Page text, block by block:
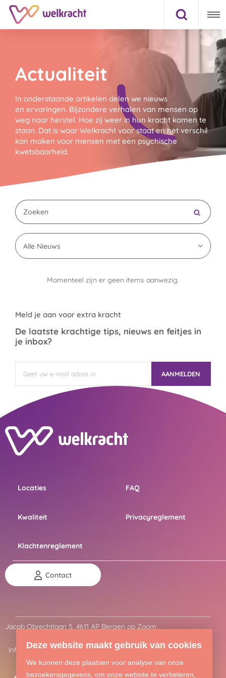
Deze website maakt gebruik van cookies
We kunnen deze plaatsen voor analyse van onze
bezoekersgegevens, om onze website te verbeteren,
Actualiteit
In onderstaande artikelen delen we nieuws
en ervaringen. Bijzondere verhalen van mensen op
weg naar herstel. Hoe zij weer in hun kracht komen te
staan. Dat is waar Welkracht voor staat en het verschil
kan maken voor mensen met een psychische
kwetsbaarheid.
Alle Nieuws
Momenteel zijn er geen items aanwezig.
Meld je aan voor extra kracht
De laatste krachtige tips, nieuws en feitjes in
je inbox?
AANMELDEN
Locaties FAQ
Kwaliteit Privacyreglement
Klachtenreglement
Contact
Jacob Obrechtlaan 5, 4611 AP Bergen op Zoom
info@welkracht.nl